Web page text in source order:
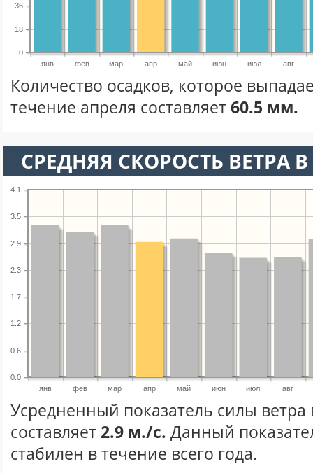
янв фев мар апр май июн июл авг
0
18
36
Количество осадков, которое
течение апреля составляет60.5 мм.
СРЕДНЯЯ СКОРОСТЬ ВЕТРА
янв фев мар апр май июн июл авг
0.0
0.6
1.2
1.7
2.3
2.9
3.5
4.1
Усредненный показатель силы ветра
составляет 2.9 м./с. Данный
стабилен в течение всего года.